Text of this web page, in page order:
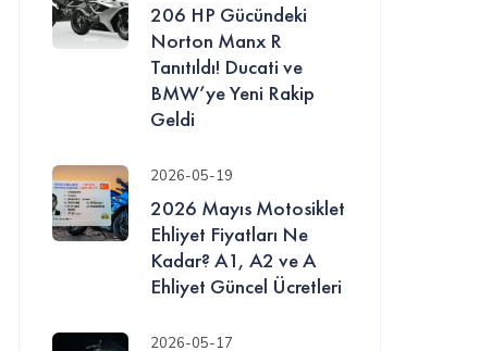
206 HP Gücündeki
Norton Manx R
Tanıtıldı! Ducati ve
BMW’ye Yeni Rakip
Geldi
2026-05-19
2026 Mayıs Motosiklet
Ehliyet Fiyatları Ne
Kadar? A1, A2 ve A
Ehliyet Güncel Ücretleri
2026-05-17